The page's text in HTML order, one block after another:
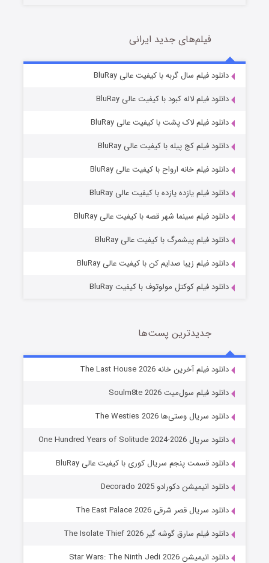
قسمت2 (زیرنویس) منتشر شد
شوگر فصل ۲
خاندان اژدها فصل ۳
قسمت6 (زیرنویس) منتشر شد
فیلم‌های جدید ایرانی
دانلود فیلم سال گربه با کیفیت عالی BluRay
دانلود فیلم لاله کبود با کیفیت عالی BluRay
دانلود فیلم لاک پشت با کیفیت عالی BluRay
دانلود فیلم کج‌ پیله با کیفیت عالی BluRay
دانلود فیلم خانه ارواح با کیفیت عالی BluRay
دانلود فیلم یازده یازده با کیفیت عالی BluRay
دانلود فیلم سینما شهر قصه با کیفیت عالی BluRay
دانلود فیلم پیشمرگ با کیفیت عالی BluRay
دانلود فیلم زیبا صدایم کن با کیفیت عالی BluRay
دانلود فیلم کوکتل مولوتوف با کیفیت BluRay
جدیدترین پست‌ها
دانلود فیلم آخرین خانه The Last House 2026
دانلود فیلم سول‌میت Soulm8te 2026
دانلود سریال وستی‌ها The Westies 2026
دانلود سریال One Hundred Years of Solitude 2024-2026
دانلود قسمت پنجم سریال کوری با کیفیت عالی BluRay
دانلود انیمیشن دکورادو Decorado 2025
دانلود سریال قصر شرقی The East Palace 2026
دانلود فیلم سارق گوشه گیر The Isolate Thief 2026
دانلود انیمیشن Star Wars: The Ninth Jedi 2026